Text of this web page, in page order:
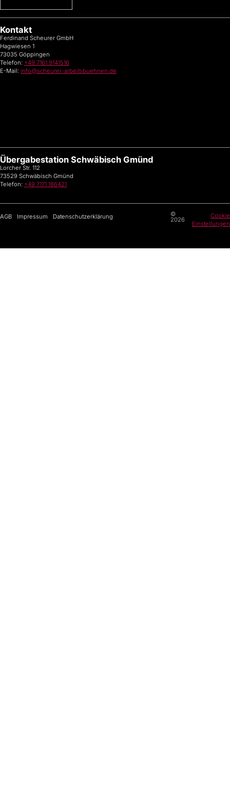
Kontakt
Ferdinand Scheurer GmbH
Hagwiesen 1
73035 Göppingen
Telefon: +49 7161 9141516
E-Mail: info@scheurer-arbeitsbuehnen.de
Übergabestation Schwäbisch Gmünd
Lorcher Str. 112
73529 Schwäbisch Gmünd
Telefon: +49 7171 186421
©
2026
Cookie
Einstellungen
AGB Impressum Datenschutzerklärung